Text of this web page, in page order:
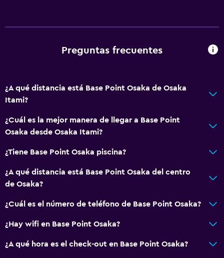
Preguntas frecuentes
¿A qué distancia está Base Point Osaka de Osaka
Itami?
¿Cuál es la mejor manera de llegar a Base Point
Osaka desde Osaka Itami?
¿Tiene Base Point Osaka piscina?
¿A qué distancia está Base Point Osaka del centro
de Osaka?
¿Cuál es el número de teléfono de Base Point Osaka?
¿Hay wifi en Base Point Osaka?
¿A qué hora es el check-out en Base Point Osaka?